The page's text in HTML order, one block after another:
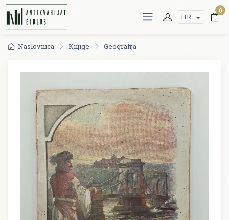
HR
0
Naslovnica Knjige Geografija